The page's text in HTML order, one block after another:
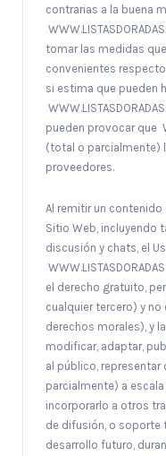
contrarias a la buena
tomar las medidas
convenientes
si estima que pueden
pueden provocar que
(total o parcialmente)
proveedores.
Al remitir un contenido
Sitio Web, incluyendo
discusión y chats, el
el derecho gratuito,
cualquier tercero) y
derechos morales), y
modificar, adaptar,
al público,
parcialmente) a
incorporarlo a otros
de difusión, o
desarrollo futuro,